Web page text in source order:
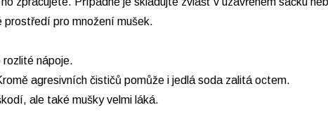
prostředí pro množení mušek.
nápoje.
agresivních čističů pomůže i jedlá soda zalitá octem.
ale také mušky velmi láká.